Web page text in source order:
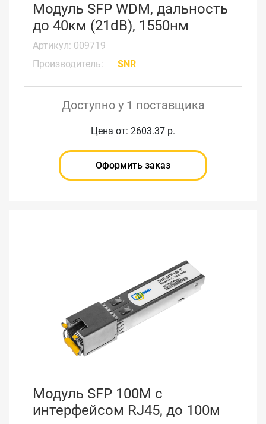
Модуль SFP WDM, дальность
до 40км (21dB), 1550нм
Артикул: 009719
Производитель:
SNR
Доступно у 1 поставщика
Цена от: 2603.37 р.
Оформить заказ
Модуль SFP 100M с
интерфейсом RJ45, до 100м